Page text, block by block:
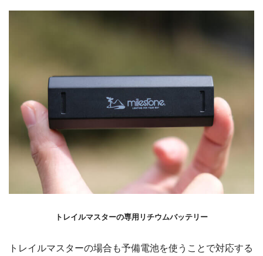
トレイルマスターの専用リチウムバッテリー
トレイルマスターの場合も予備電池を使うことで対応する